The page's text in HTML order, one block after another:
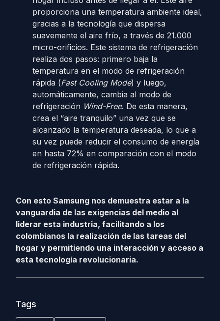
proporciona una temperatura ambiente ideal,
gracias a la tecnología que dispersa
suavemente el aire frío, a través de 21.000
micro-orificios. Este sistema de refrigeración
realiza dos pasos: primero baja la
temperatura en el modo de refrigeración
rápida (Fast Cooling Mode) y luego,
automáticamente, cambia al modo de
refrigeración Wind-Free. De esta manera,
crea el “aire tranquilo” una vez que se
alcanzado la temperatura deseada, lo que a
su vez puede reducir el consumo de energía
en hasta 72% en comparación con el modo
de refrigeración rápida.
Con esto Samsung nos demuestra estar a la
vanguardia de las exigencias del medio al
liderar esta industria, facilitando a los
colombianos la realización de las tareas del
hogar y permitiendo una interacción y acceso a
esta tecnología revolucionaria.
Tags